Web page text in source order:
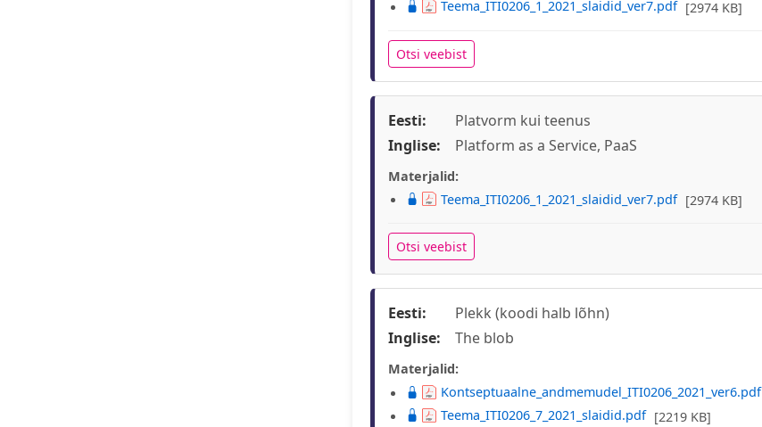
Teema_ITI0206_1_2021_slaidid_ver7.pdf [2974 KB]
Otsi veebist
Eesti:
Platvorm kui teenus
Inglise:
Platform as a Service, PaaS
Materjalid:
Teema_ITI0206_1_2021_slaidid_ver7.pdf [2974 KB]
Otsi veebist
Eesti:
Plekk (koodi halb lõhn)
Inglise:
The blob
Materjalid:
Kontseptuaalne_andmemudel_ITI0206_2021_ver6.pdf
Teema_ITI0206_7_2021_slaidid.pdf [2219 KB]